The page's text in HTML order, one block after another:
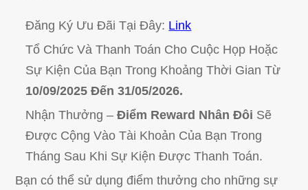
Đăng Ký Ưu Đãi Tại Đây: Link
Tổ Chức Và Thanh Toán Cho Cuộc Họp Hoặc
Sự Kiện Của Bạn Trong Khoảng Thời Gian Từ
10/09/2025 Đến 31/05/2026.
Nhận Thưởng –Điểm Reward Nhân Đôi Sẽ
Được Cộng Vào Tài Khoản Của Bạn Trong
Tháng Sau Khi Sự Kiện Được Thanh Toán.
Bạn có thể sử dụng điểm thưởng cho những sự